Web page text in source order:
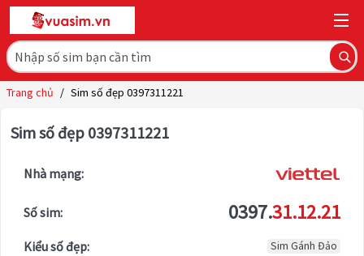
Trang chủ / Sim số đẹp 0397311221
Sim số đẹp 0397311221
Nhà mạng:
Số sim: 0397.31.12.21
Kiểu số đẹp: Sim Gánh Đảo